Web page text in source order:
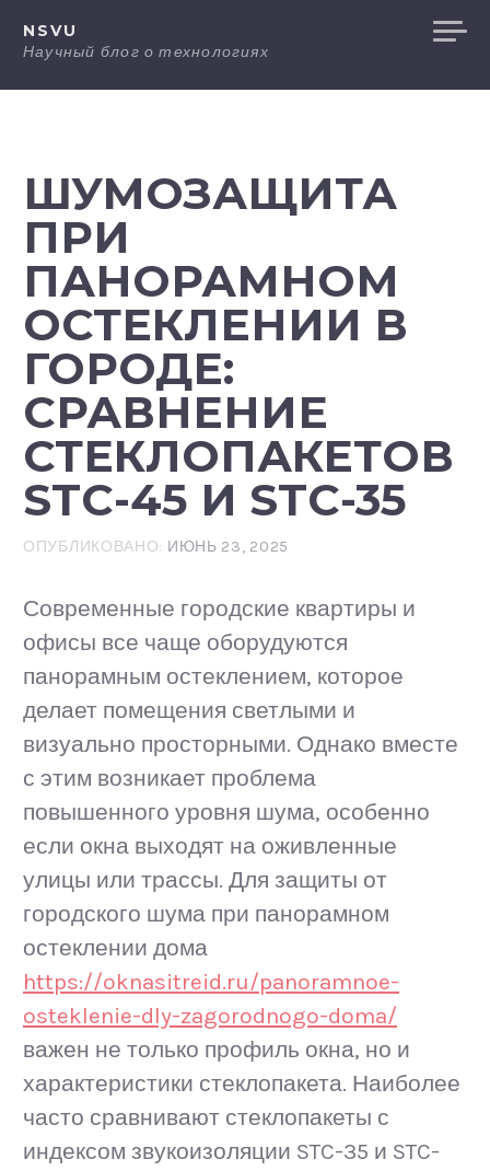
содержанию
NSVU
Научный блог о технологиях
ШУМОЗАЩИТА
ПРИ
ПАНОРАМНОМ
ОСТЕКЛЕНИИ В
ГОРОДЕ:
СРАВНЕНИЕ
СТЕКЛОПАКЕТОВ
STC-45 И STC-35
ОПУБЛИКОВАНО: ИЮНЬ 23, 2025
Современные городские квартиры и
офисы все чаще оборудуются
панорамным остеклением, которое
делает помещения светлыми и
визуально просторными. Однако вместе
с этим возникает проблема
повышенного уровня шума, особенно
если окна выходят на оживленные
улицы или трассы. Для защиты от
городского шума при панорамном
остеклении дома
https://oknasitreid.ru/panoramnoe-
osteklenie-dly-zagorodnogo-doma/
важен не только профиль окна, но и
характеристики стеклопакета. Наиболее
часто сравнивают стеклопакеты с
индексом звукоизоляции STC-35 и STC-